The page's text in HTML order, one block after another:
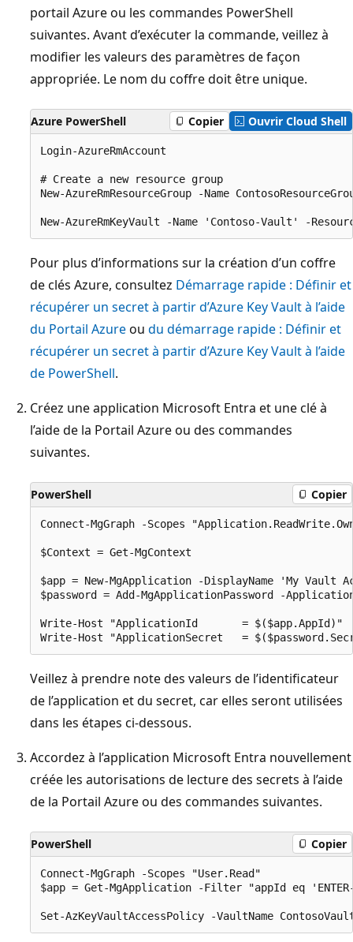
portail Azure ou les commandes PowerShell
suivantes. Avant d’exécuter la commande, veillez à
modifier les valeurs des paramètres de façon
appropriée. Le nom du coffre doit être unique.
Azure PowerShell Copier Ouvrir Cloud Shell
Login-AzureRmAccount
# Create a new resource group
New-AzureRmResourceGroup -Name
Pour plus d’informations sur la création d’un coffre
de clés Azure, consultez Démarrage rapide : Définir et
récupérer un secret à partir d’Azure Key Vault à l’aide
du Portail Azureou du démarrage rapide : Définir et
récupérer un secret à partir d’Azure Key Vault à l’aide
de PowerShell.
Créez une application Microsoft Entra et une clé à
l’aide de la Portail Azure ou des commandes
suivantes.
PowerShell Copier
Connect-MgGraph -Scopes
$Context = Get-MgContext
$app = New-MgApplication -DisplayName 'My
$password = Add-MgApplicationPassword -
Write-Host "ApplicationId       = $($app.AppId)"
Veillez à prendre note des valeurs de l’identificateur
de l’application et du secret, car elles seront utilisées
dans les étapes ci-dessous.
Accordez à l’application Microsoft Entra nouvellement
créée les autorisations de lecture des secrets à l’aide
de la Portail Azure ou des commandes suivantes.
PowerShell Copier
Connect-MgGraph -Scopes "User.Read"
$app = Get-MgApplication -Filter "appId eq 'ENTER-